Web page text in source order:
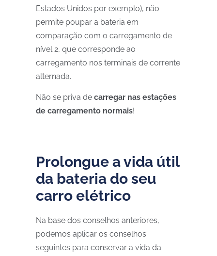
Estados Unidos por exemplo), não
permite poupar a bateria em
comparação com o carregamento de
nível 2, que corresponde ao
carregamento nos terminais de corrente
alternada.
Não se priva de carregar nas estações
de carregamento normais!
Prolongue a vida útil
da bateria do seu
carro elétrico
Na base dos conselhos anteriores,
podemos aplicar os conselhos
seguintes para conservar a vida da